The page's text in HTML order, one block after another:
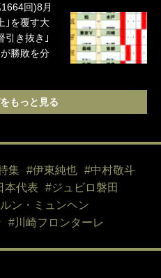
回)8月
｣を覆す大
引き抜き｣
勝敗を分
もっと見る
集 #伊東純也
#中村敬斗
本代表
#ジュビロ磐田
ン・ミュンヘン
#川崎フロンターレ